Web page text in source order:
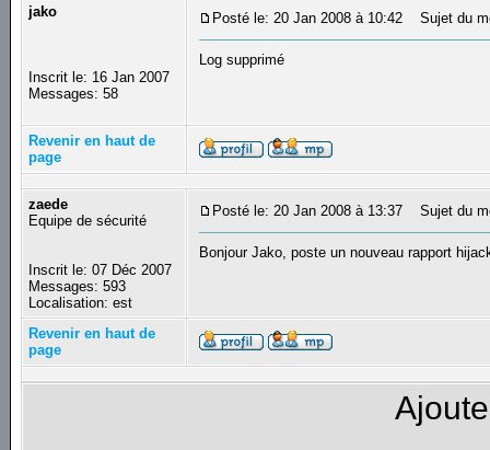
jako
Inscrit le: 16 Jan 2007
Messages: 58
Posté le: 20 Jan 2008 à 10:42 Sujet du
Log supprimé
Revenir en haut de
page
zaede
Equipe de sécurité
Inscrit le: 07 Déc 2007
Messages: 593
Localisation: est
Posté le: 20 Jan 2008 à 13:37 Sujet du
Bonjour Jako, poste un nouveau rapport
Revenir en haut de
page